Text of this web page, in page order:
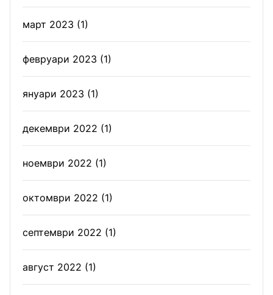
март 2023 (1)
февруари 2023 (1)
януари 2023 (1)
декември 2022 (1)
ноември 2022 (1)
октомври 2022 (1)
септември 2022 (1)
август 2022 (1)